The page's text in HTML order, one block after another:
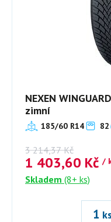
NEXEN
zimní
185/60 R14 82
3 214,37 Kč
1 403,60 Kč /
Skladem (8+ ks)